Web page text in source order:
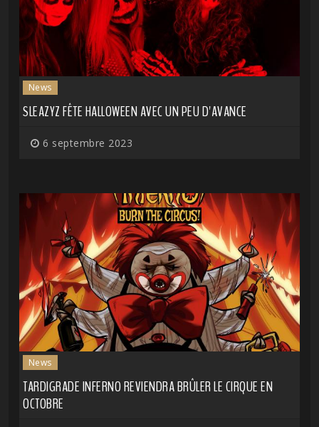
News
SLEAZYZ FÊTE HALLOWEEN AVEC UN PEU D'AVANCE
6 septembre 2023
News
TARDIGRADE INFERNO REVIENDRA BRÛLER LE CIRQUE EN
OCTOBRE